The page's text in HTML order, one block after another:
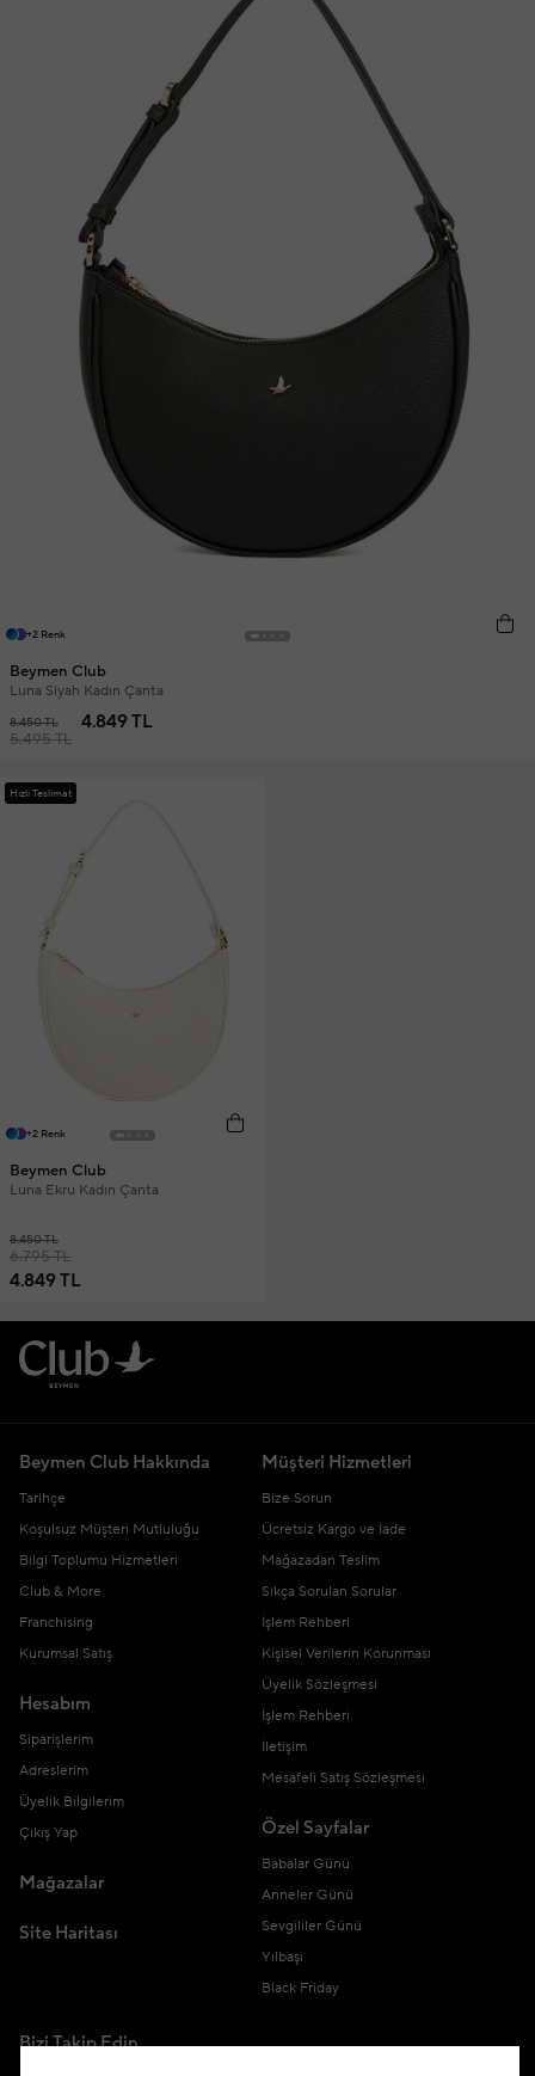
+2 Renk
Beymen Club
Luna Siyah Kadın Çanta
8.450 TL
5.495 TL
4.849 TL
Hızlı Teslimat
+2 Renk
Beymen Club
Luna Ekru Kadın Çanta
8.450 TL
6.795 TL
4.849 TL
Beymen Club Hakkında
Tarihçe
Koşulsuz Müşteri Mutluluğu
Bilgi Toplumu Hizmetleri
Club & More
Franchising
Kurumsal Satış
Hesabım
Siparişlerim
Adreslerim
Üyelik Bilgilerim
Çıkış Yap
Mağazalar
Site Haritası
Müşteri Hizmetleri
Bize Sorun
Ücretsiz Kargo ve İade
Mağazadan Teslim
Sıkça Sorulan Sorular
İşlem Rehberi
Kişisel Verilerin Korunması
Üyelik Sözleşmesi
İşlem Rehberi
İletişim
Mesafeli Satış Sözleşmesi
Özel Sayfalar
Babalar Günü
Anneler Günü
Sevgililer Günü
Yılbaşı
Black Friday
Bizi Takip Edin